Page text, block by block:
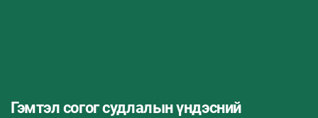
Гэмтэл согог судлалын үндэсний